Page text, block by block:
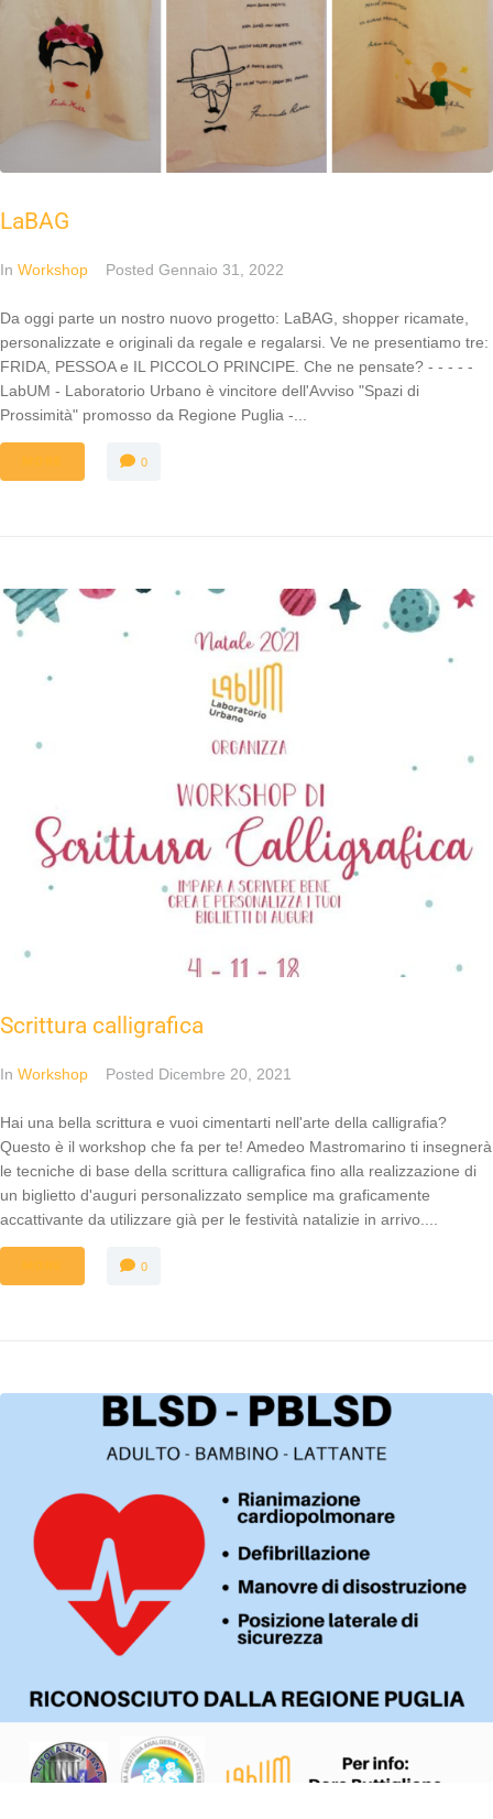
LaBAG
In Workshop Posted Gennaio 31, 2022
Da oggi parte un nostro nuovo progetto: LaBAG, shopper ricamate,
personalizzate e originali da regale e regalarsi. Ve ne presentiamo tre:
FRIDA, PESSOA e IL PICCOLO PRINCIPE. Che ne pensate? - - - - -
LabUM - Laboratorio Urbano è vincitore dell'Avviso "Spazi di
Prossimità" promosso da Regione Puglia -...
0
Scrittura calligrafica
In Workshop Posted Dicembre 20, 2021
Hai una bella scrittura e vuoi cimentarti nell'arte della calligrafia?
Questo è il workshop che fa per te! Amedeo Mastromarino ti insegnerà
le tecniche di base della scrittura calligrafica fino alla realizzazione di
un biglietto d'auguri personalizzato semplice ma graficamente
accattivante da utilizzare già per le festività natalizie in arrivo....
0